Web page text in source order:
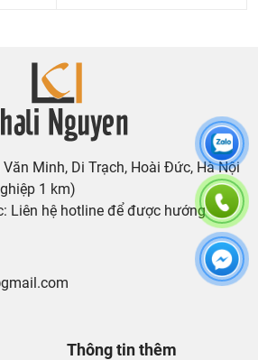
Minh, Di Trạch, Hoài Đức, Hà Nội
1 km)
Liên hệ hotline để được hướng dẫn
Thông tin thêm